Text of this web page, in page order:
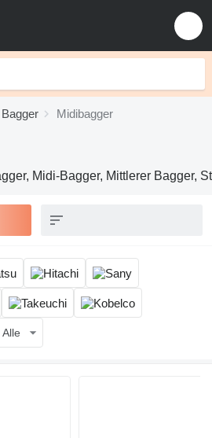
Bagger Midibagger
Midi-Bagger, Mittlerer Bagger,
Alle